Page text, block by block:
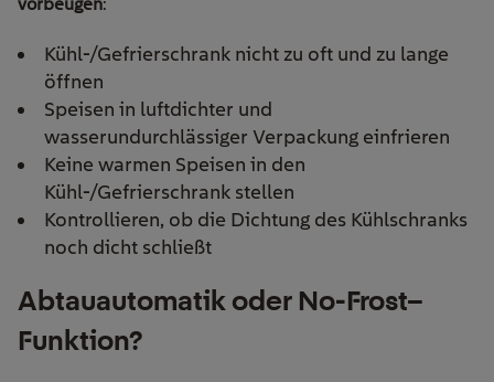
Kühl-/Gefrierschrank nicht zu oft und zu lange
öffnen
Speisen in luftdichter und
wasserundurchlässiger Verpackung einfrieren
Keine warmen Speisen in den
Kühl-/Gefrierschrank stellen
Kontrollieren, ob die Dichtung des Kühlschranks
noch dicht schließt
Abtauautomatik oder No-Frost–
Funktion?